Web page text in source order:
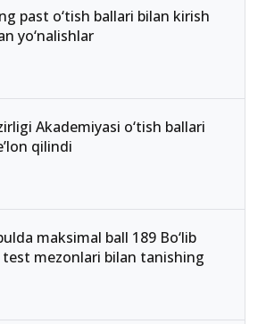
past o‘tish ballari bilan kirish
yo‘nalishlar
Akademiyasi o‘tish ballari
qilindi
maksimal ball 189 Bo‘lib
mezonlari bilan tanishing